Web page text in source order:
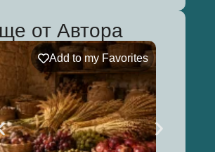
от Автора
Add to my Favorites